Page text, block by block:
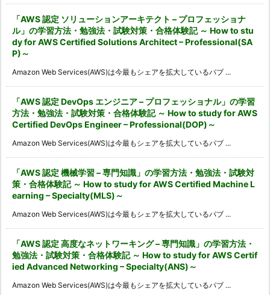
「AWS 認定 ソリューションアーキテクト – プロフェッショナ
ル」の学習方法・勉強法・試験対策・合格体験記 ～ How to stu
dy for AWS Certified Solutions Architect – Professional(SA
P)～
Amazon Web Services(AWS)は今最もシェアを拡大しているパブ ...
「AWS 認定 DevOps エンジニア – プロフェッショナル」の学習
方法・勉強法・試験対策・合格体験記 ～ How to study for AWS
Certified DevOps Engineer – Professional(DOP)～
Amazon Web Services(AWS)は今最もシェアを拡大しているパブ ...
「AWS 認定 機械学習 – 専門知識」の学習方法・勉強法・試験対
策・合格体験記 ～ How to study for AWS Certified Machine L
earning – Specialty(MLS)～
Amazon Web Services(AWS)は今最もシェアを拡大しているパブ ...
「AWS 認定 高度なネットワーキング – 専門知識」の学習方法・
勉強法・試験対策・合格体験記 ～ How to study for AWS Certif
ied Advanced Networking – Specialty(ANS)～
Amazon Web Services(AWS)は今最もシェアを拡大しているパブ ...